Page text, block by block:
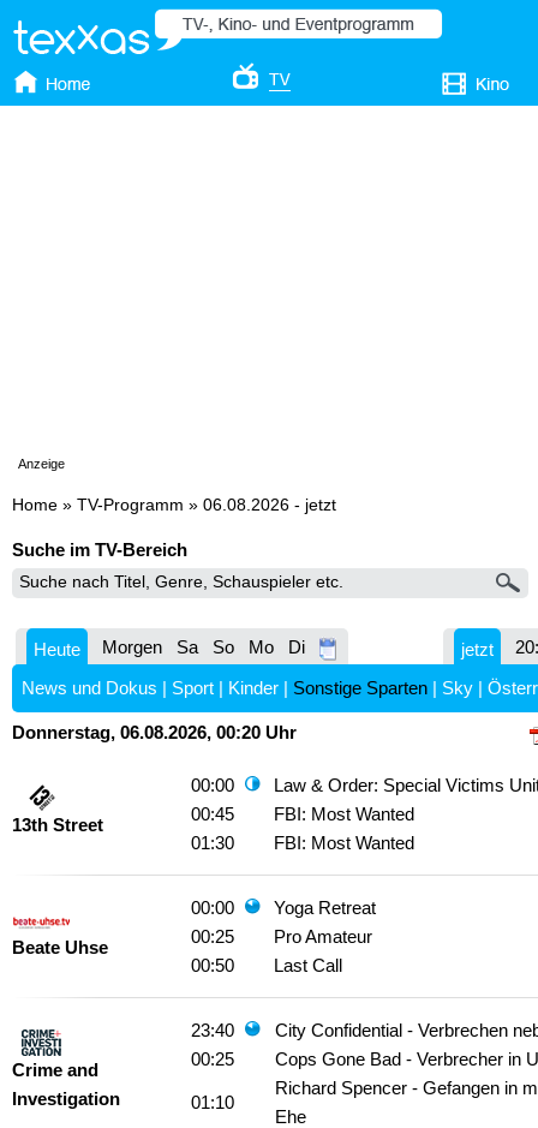
Anzeige
Home » TV-Programm » 06.08.2026 - jetzt
Suche im TV-Bereich
Heute Morgen Sa So Mo Di jetzt
News und Dokus | Sport | Kinder | Sonstige Sparten | Sky |
Donnerstag, 06.08.2026, 00:20 Uhr
13th Street
00:00
Law & Order: Special Victims
00:45
FBI: Most Wanted
01:30
FBI: Most Wanted
Beate Uhse
00:00
Yoga Retreat
00:25
Pro Amateur
00:50
Last Call
Crime and
Investigation
23:40
City Confidential - Verbrechen
00:25
Cops Gone Bad - Verbrecher in
01:10
Richard Spencer - Gefangen in
Ehe